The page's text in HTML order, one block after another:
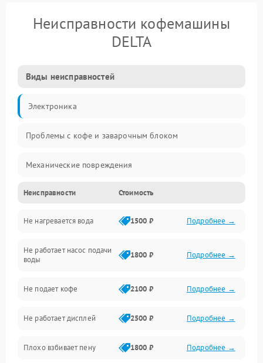
Неисправности кофемашины
DELTA
Виды неисправностей
Электроника
Проблемы с кофе и заварочным блоком
Механические повреждения
Прочие неисправности
Включение и работа
Проблемы с водой
Проблемы с капучинатором и паром
Управление и электроника
Программное обеспечение
Неисправности Стоимость
Не нагревается вода 1500 ₽ Подробнее →
Не работает насос подачи
воды
1800 ₽ Подробнее →
Не подает кофе 2100 ₽ Подробнее →
Не работает дисплей 2500 ₽ Подробнее →
Плохо взбивает пену 1800 ₽ Подробнее →